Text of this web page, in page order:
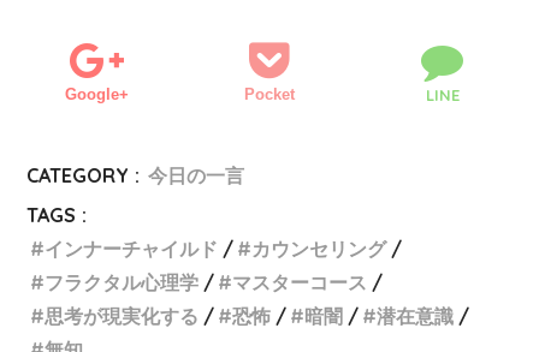
Google+ Pocket LINE
CATEGORY : 今日の一言
TAGS :
インナーチャイルド
カウンセリング
フラクタル心理学
マスターコース
思考が現実化する
恐怖 暗闇
潜在意識